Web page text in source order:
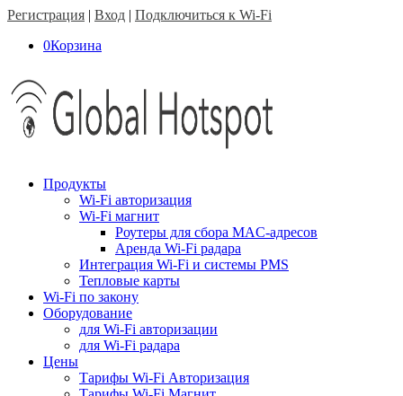
Регистрация | Вход | Подключиться к Wi-Fi
0Корзина
Продукты
Wi-Fi авторизация
Wi-Fi магнит
Роутеры для сбора MAC-адресов
Аренда Wi-Fi радара
Интеграция Wi-Fi и системы PMS
Тепловые карты
Wi-Fi по закону
Оборудование
для Wi-Fi авторизации
для Wi-Fi радара
Цены
Тарифы Wi-Fi Авторизация